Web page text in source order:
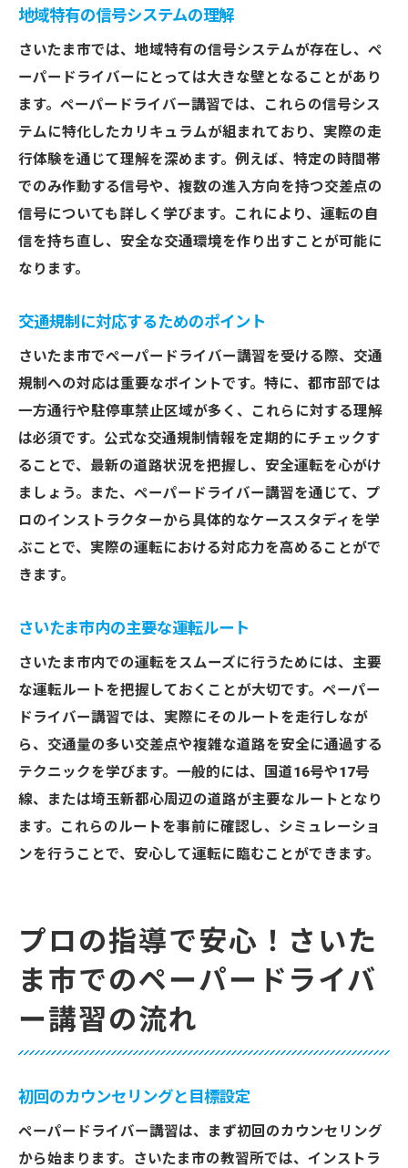
地域特有の信号システムの理解
さいたま市では、地域特有の信号システムが存在し、ペ
ーパードライバーにとっては大きな壁となることがあり
ます。ペーパードライバー講習では、これらの信号シス
テムに特化したカリキュラムが組まれており、実際の走
行体験を通じて理解を深めます。例えば、特定の時間帯
でのみ作動する信号や、複数の進入方向を持つ交差点の
信号についても詳しく学びます。これにより、運転の自
信を持ち直し、安全な交通環境を作り出すことが可能に
なります。
交通規制に対応するためのポイント
さいたま市でペーパードライバー講習を受ける際、交通
規制への対応は重要なポイントです。特に、都市部では
一方通行や駐停車禁止区域が多く、これらに対する理解
は必須です。公式な交通規制情報を定期的にチェックす
ることで、最新の道路状況を把握し、安全運転を心がけ
ましょう。また、ペーパードライバー講習を通じて、プ
ロのインストラクターから具体的なケーススタディを学
ぶことで、実際の運転における対応力を高めることがで
きます。
さいたま市内の主要な運転ルート
さいたま市内での運転をスムーズに行うためには、主要
な運転ルートを把握しておくことが大切です。ペーパー
ドライバー講習では、実際にそのルートを走行しなが
ら、交通量の多い交差点や複雑な道路を安全に通過する
テクニックを学びます。一般的には、国道16号や17号
線、または埼玉新都心周辺の道路が主要なルートとなり
ます。これらのルートを事前に確認し、シミュレーショ
ンを行うことで、安心して運転に臨むことができます。
プロの指導で安心！さいた
ま市でのペーパードライバ
ー講習の流れ
初回のカウンセリングと目標設定
ペーパードライバー講習は、まず初回のカウンセリング
から始まります。さいたま市の教習所では、インストラ